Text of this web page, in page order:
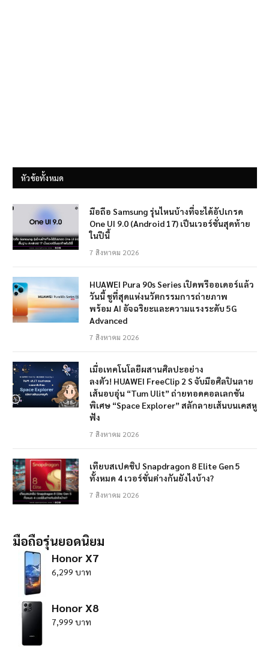
หัวข้อทั้งหมด
มือถือ Samsung รุ่นไหนบ้างที่จะได้อัปเกรด
One UI 9.0 (Android 17) เป็นเวอร์ชั่นสุดท้าย
ในปีนี้
7 สิงหาคม 2026
HUAWEI Pura 90s Series เปิดพรีออเดอร์แล้ว
วันนี้ ชูที่สุดแห่งนวัตกรรมการถ่ายภาพ
พร้อม AI อัจฉริยะและความแรงระดับ 5G
Advanced
7 สิงหาคม 2026
เมื่อเทคโนโลยีผสานศิลปะอย่าง
ลงตัว! HUAWEI FreeClip 2 S จับมือศิลปินลาย
เส้นอบอุ่น “Tum Ulit” ถ่ายทอดคอลเลกชัน
พิเศษ “Space Explorer” สลักลายเส้นบนเคสหู
ฟัง
7 สิงหาคม 2026
เทียบสเปคชิป Snapdragon 8 Elite Gen 5
ทั้งหมด 4 เวอร์ชั่นต่างกันยังไงบ้าง?
7 สิงหาคม 2026
มือถือรุ่นยอดนิยม
Honor X7
6,299 บาท
Honor X8
7,999 บาท